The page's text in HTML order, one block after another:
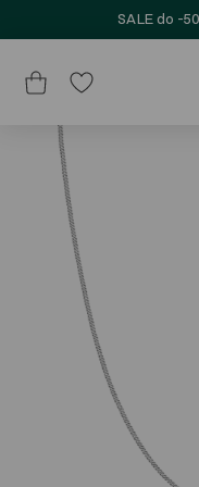
SALE do -